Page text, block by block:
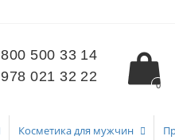
500 33 14
021 32 22
0
Косметика для мужчин